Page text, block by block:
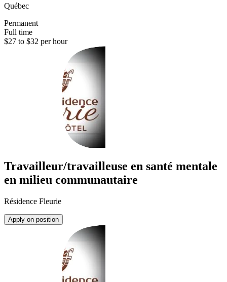
Québec
Permanent
Full time
$27 to $32 per hour
Travailleur/travailleuse en santé mentale
en milieu communautaire
Résidence Fleurie
Apply on position